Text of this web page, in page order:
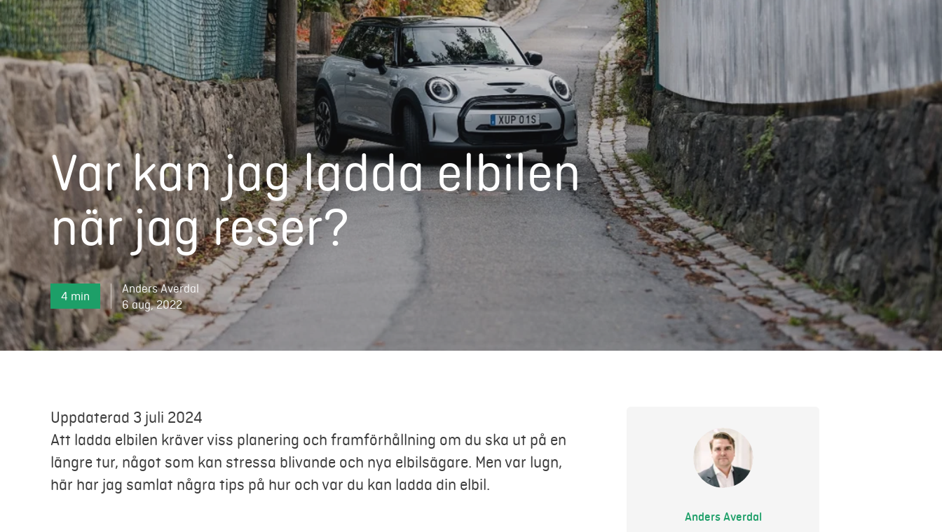
Var kan jag ladda elbilen
när jag reser?
4 min
Anders Averdal
6 aug, 2022
Uppdaterad 3 juli 2024
Att ladda elbilen kräver viss planering och framförhållning om du ska ut på en
längre tur, något som kan stressa blivande och nya elbilsägare. Men var lugn,
här har jag samlat några tips på hur och var du kan ladda din elbil.
Anders Averdal